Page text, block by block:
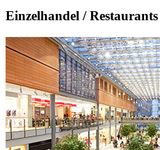
Einzelhandel / Restaurants